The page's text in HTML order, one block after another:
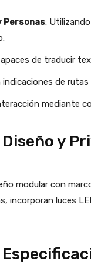
Personas:
de traducir
indicaciones de
mediante
y
modular con
incorporan luces